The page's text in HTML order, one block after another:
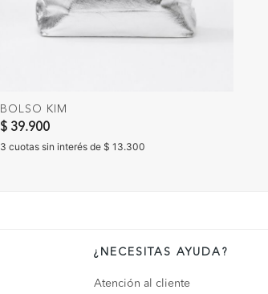
BOLSO KIM
$ 39.900
3 cuotas sin interés de $ 13.300
¿NECESITAS AYUDA?
Atención al cliente